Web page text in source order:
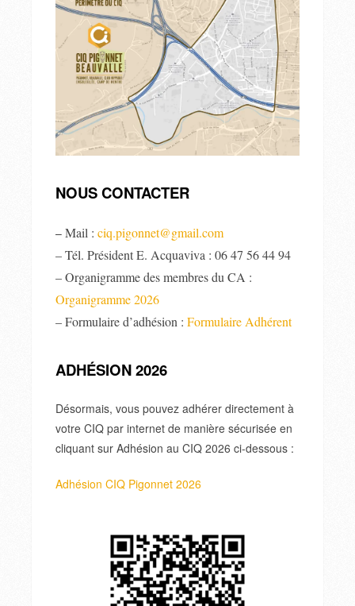
NOUS CONTACTER
– Mail : ciq.pigonnet@gmail.com
– Tél. Président E. Acquaviva : 06 47 56 44 94
– Organigramme des membres du CA :
Organigramme 2026
– Formulaire d’adhésion : Formulaire Adhérent
ADHÉSION 2026
Désormais, vous pouvez adhérer directement à
votre CIQ par internet de manière sécurisée en
cliquant sur Adhésion au CIQ 2026 ci-dessous :
Adhésion CIQ Pigonnet 2026